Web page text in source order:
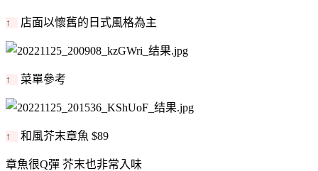
↑ 店面以懷舊的日式風格為主
↑ 菜單參考
↑ 和風芥末章魚 $89
章魚很Q彈 芥末也非常入味